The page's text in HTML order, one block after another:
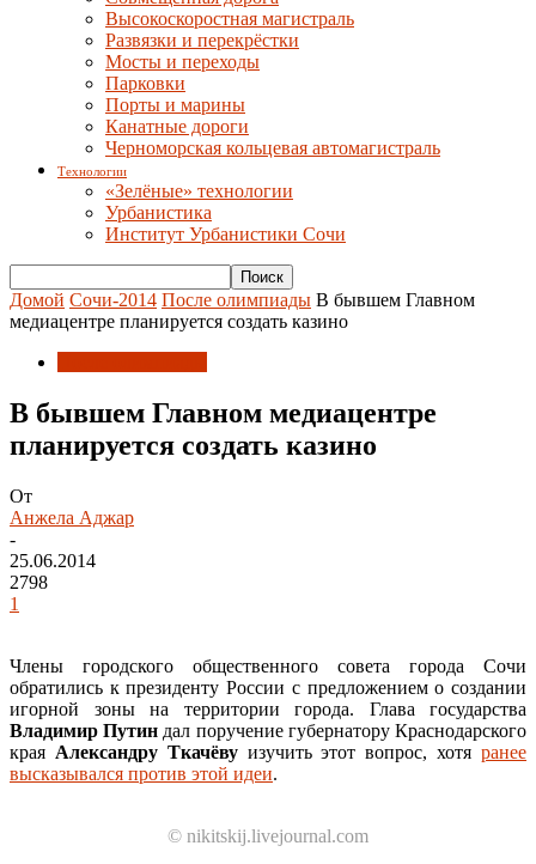
Высокоскоростная магистраль
Развязки и перекрёстки
Мосты и переходы
Парковки
Порты и марины
Канатные дороги
Черноморская кольцевая автомагистраль
Технологии
«Зелёные» технологии
Урбанистика
Институт Урбанистики Сочи
Домой Сочи-2014 После олимпиады В бывшем Главном
медиацентре планируется создать казино
В бывшем Главном медиацентре
планируется создать казино
От
Анжела Аджар
-
25.06.2014
2798
1
Члены городского общественного совета города Сочи
обратились к президенту России с предложением о создании
игорной зоны на территории города. Глава государства
Владимир Путин дал поручение губернатору Краснодарского
края Александру Ткачёвуизучить этот вопрос, хотяранее
высказывался против этой идеи.
© nikitskij.livejournal.com